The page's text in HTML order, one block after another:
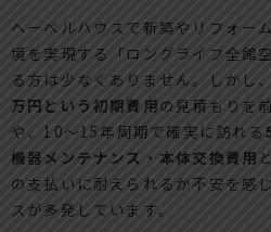
ヘーベルハウスで新築やリフォー
境を実現する「ロングライフ全館
る方は少なくありません。しかし
万円という初期費用の見積もりを
や、10〜15年周期で確実に訪れる
機器メンテナンス・本体交換費用
の支払いに耐えられるか不安を感
スが多発しています。